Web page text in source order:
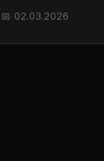
📅 02.03.2026